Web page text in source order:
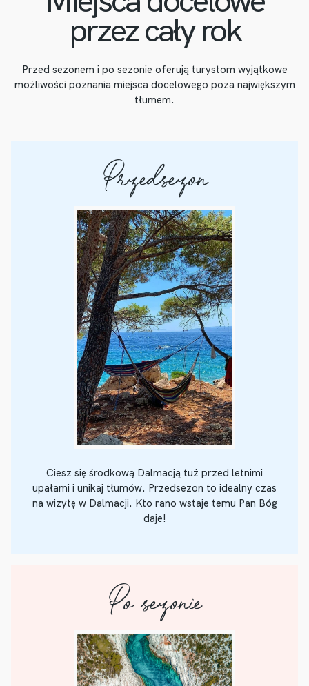
przez cały rok
Przed sezonem i po sezonie oferują turystom wyjątkowe
możliwości poznania miejsca docelowego poza największym
tłumem.
Przedsezon
Ciesz się środkową Dalmacją tuż przed letnimi
upałami i unikaj tłumów. Przedsezon to idealny czas
na wizytę w Dalmacji. Kto rano wstaje temu Pan Bóg
daje!
Po sezonie